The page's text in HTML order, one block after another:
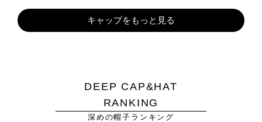
キャップをもっと見る
DEEP CAP&HAT
RANKING
深めの帽子ランキング